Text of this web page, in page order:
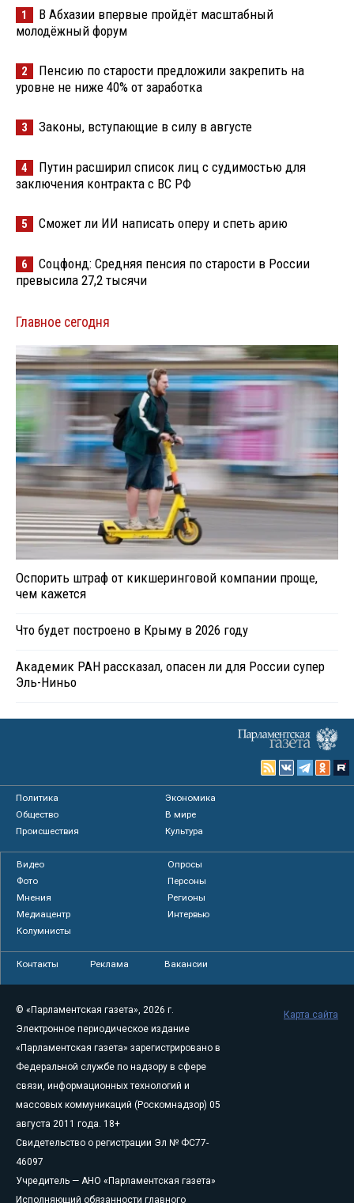
1
В Абхазии впервые пройдёт масштабный
молодёжный форум
2
Пенсию по старости предложили закрепить на
уровне не ниже 40% от заработка
3 Законы, вступающие в силу в августе
4
Путин расширил список лиц с судимостью для
заключения контракта с ВС РФ
5 Сможет ли ИИ написать оперу и спеть арию
6
Соцфонд: Средняя пенсия по старости в России
превысила 27,2 тысячи
Главное сегодня
Оспорить штраф от кикшеринговой компании проще,
чем кажется
Что будет построено в Крыму в 2026 году
Академик РАН рассказал, опасен ли для России супер
Эль-Ниньо
Политика
Экономика
Общество
В мире
Происшествия
Культура
Видео
Опросы
Фото
Персоны
Мнения
Регионы
Медиацентр
Интервью
Колумнисты
Контакты Реклама Вакансии
© «Парламентская газета», 2026 г.
Электронное периодическое издание
«Парламентская газета» зарегистрировано в
Федеральной службе по надзору в сфере
связи, информационных технологий и
массовых коммуникаций (Роскомнадзор) 05
августа 2011 года. 18+
Свидетельство о регистрации Эл № ФС77-
46097
Учредитель — АНО «Парламентская газета»
Исполняющий обязанности главного
Карта сайта